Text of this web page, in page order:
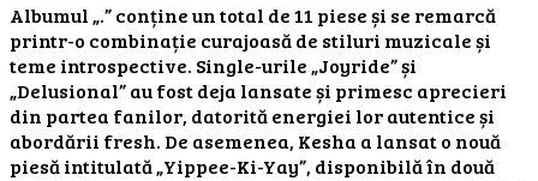
Albumul „.” conține un total de 11 piese și se remarcă
printr-o combinație curajoasă de stiluri muzicale și
teme introspective. Single-urile „Joyride” și
„Delusional” au fost deja lansate și primesc aprecieri
din partea fanilor, datorită energiei lor autentice și
abordării fresh. De asemenea, Kesha a lansat o nouă
piesă intitulată „Yippee-Ki-Yay”, disponibilă în două